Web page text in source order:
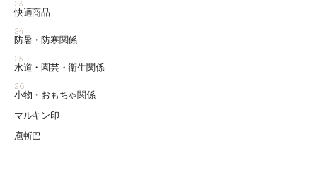
23
快適商品
24
防暑・防寒関係
25
水道・園芸・衛生関係
26
小物・おもちゃ関係
マルキン印
庖斬巴